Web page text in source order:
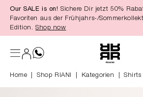
springen
Our SALE is on! Sichere Dir jetzt 50%
Favoriten aus der Frühjahrs-/
Edition. Shop now
Home Shop RIANI Kategorien Shirts